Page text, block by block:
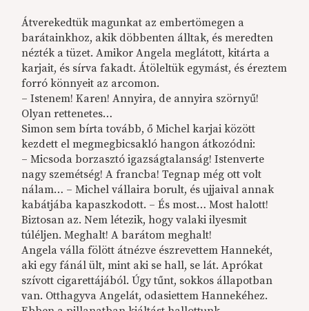
Átverekedtük magunkat az embertömegen a
barátainkhoz, akik döbbenten álltak, és meredten
nézték a tüzet. Amikor Angela meglátott, kitárta a
karjait, és sírva fakadt. Átöleltük egymást, és éreztem
forró könnyeit az arcomon.
– Istenem! Karen! Annyira, de annyira szörnyű!
Olyan rettenetes…
Simon sem bírta tovább, ő Michel karjai között
kezdett el megmegbicsakló hangon átkozódni:
– Micsoda borzasztó igazságtalanság! Istenverte
nagy szemétség! A francba! Tegnap még ott volt
nálam… – Michel vállaira borult, és ujjaival annak
kabátjába kapaszkodott. – És most… Most halott!
Biztosan az. Nem létezik, hogy valaki ilyesmit
túléljen. Meghalt! A barátom meghalt!
Angela válla fölött átnézve észrevettem Hannekét,
aki egy fánál ült, mint aki se hall, se lát. Aprókat
szívott cigarettájából. Úgy tűnt, sokkos állapotban
van. Otthagyva Angelát, odasiettem Hannekéhez.